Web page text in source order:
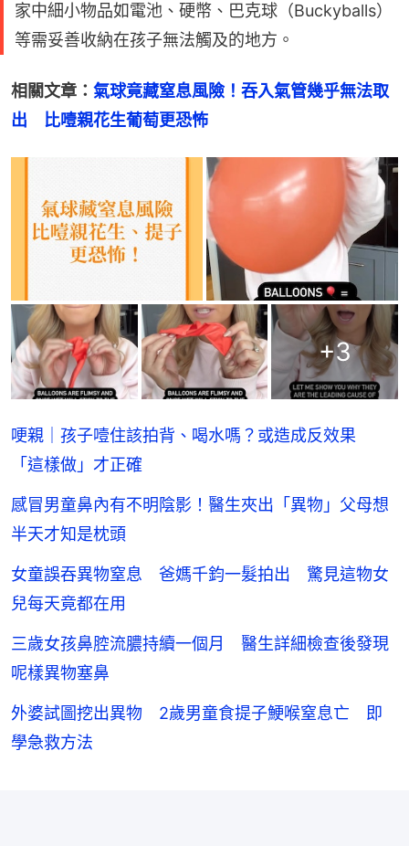
家中細小物品如電池、硬幣、巴克球（Buckyballs）
等需妥善收納在孩子無法觸及的地方。
相關文章： 氣球竟藏窒息風險！吞入氣管幾乎無法取
出　比噎親花生葡萄更恐怖
+3
哽親｜孩子噎住該拍背、喝水嗎？或造成反效果
「這樣做」才正確
感冒男童鼻內有不明陰影！醫生夾出「異物」父母想
半天才知是枕頭
女童誤吞異物窒息 爸媽千鈞一髮拍出 驚見這物女
兒每天竟都在用
三歲女孩鼻腔流膿持續一個月 醫生詳細檢查後發現
呢樣異物塞鼻
外婆試圖挖出異物 2歲男童食提子鯁喉窒息亡 即
學急救方法